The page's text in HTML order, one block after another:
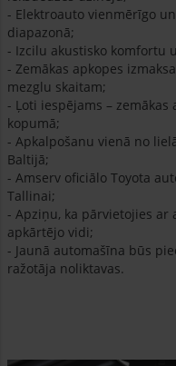
- Elektroauto vienmērīgo
diapazonā;
- Izcilu akustisko komfortu
- Zemākas apkopes
mezglu skaitam;
- Ļoti iespējams –
kopumā;
- Apkalpošanu vienā no
Baltijā;
- Amserv oficiālo Toyota
Tallinai;
- Apziņu, ka pārvietojies
apkārtējo vidi;
- Jaunā automašīna būs
ražotāja noliktavas.